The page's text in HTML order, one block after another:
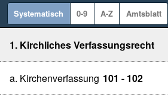
Systematisch 0-9 A-Z Amtsblatt
1. Kirchliches Verfassungsrecht
a. Kirchenverfassung 101 - 102